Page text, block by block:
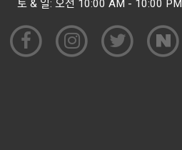
토 & 일: 오전 10:00 AM - 10:00 PM